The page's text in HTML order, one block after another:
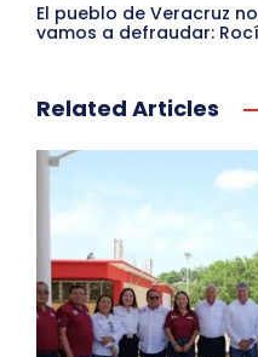
El pueblo de Veracruz
vamos a defraudar:
Related Articles